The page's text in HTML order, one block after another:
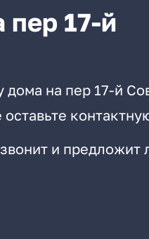
пер 17-й
на пер 17-й
и предложит